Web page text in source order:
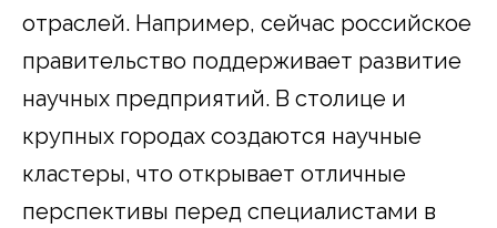
отраслей. Например, сейчас российское
правительство поддерживает развитие
научных предприятий. В столице и
крупных городах создаются научные
кластеры, что открывает отличные
перспективы перед специалистами в